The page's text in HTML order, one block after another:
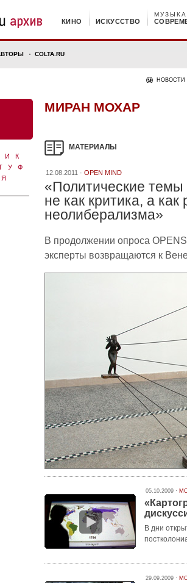
КИНО ИСКУССТВО
МУЗЫКА
COLTA.RU
НОВОСТИ
И
К
У
Ф
Я
МИРАН МОХАР
МАТЕРИАЛЫ
12.08.2011 · OPEN MIND
«Политические
не как критика, а как
неолиберализма»
В продолжении опроса
эксперты возвращаются к
05.10.2009 ·
В дни
29.09.2009 ·